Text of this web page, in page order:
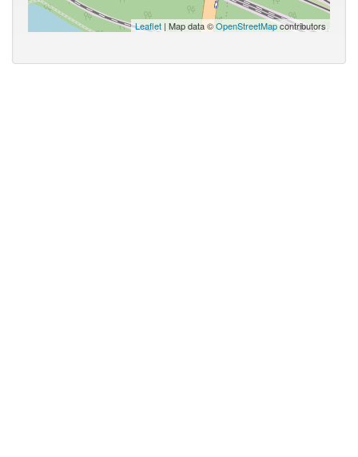
Leaflet | Map data ©OpenStreetMapcontributors